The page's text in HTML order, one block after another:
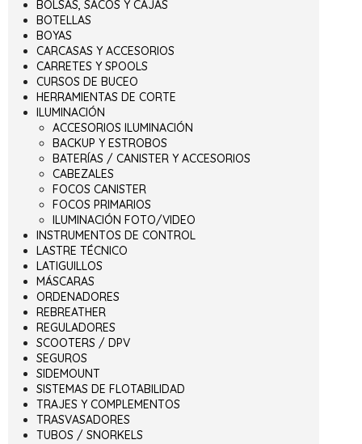
BOLSAS, SACOS Y CAJAS
BOTELLAS
BOYAS
CARCASAS Y ACCESORIOS
CARRETES Y SPOOLS
CURSOS DE BUCEO
HERRAMIENTAS DE CORTE
ILUMINACIÓN
ACCESORIOS ILUMINACIÓN
BACKUP Y ESTROBOS
BATERÍAS / CANISTER Y ACCESORIOS
CABEZALES
FOCOS CANISTER
FOCOS PRIMARIOS
ILUMINACIÓN FOTO/VIDEO
INSTRUMENTOS DE CONTROL
LASTRE TÉCNICO
LATIGUILLOS
MÁSCARAS
ORDENADORES
REBREATHER
REGULADORES
SCOOTERS / DPV
SEGUROS
SIDEMOUNT
SISTEMAS DE FLOTABILIDAD
TRAJES Y COMPLEMENTOS
TRASVASADORES
TUBOS / SNORKELS